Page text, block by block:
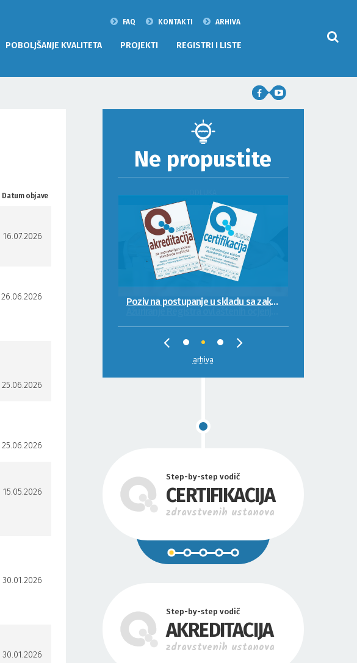
FAQ KONTAKTI ARHIVA
POBOLJŠANJE KVALITETA PROJEKTI REGISTRI I LISTE
Datum objave
16.07.2026
26.06.2026
25.06.2026
25.06.2026
15.05.2026
30.01.2026
30.01.2026
Ne propustite
arhiva
Step-by-step vodič
CERTIFIKACIJA
zdravstvenih ustanova
Step-by-step vodič
AKREDITACIJA
zdravstvenih ustanova